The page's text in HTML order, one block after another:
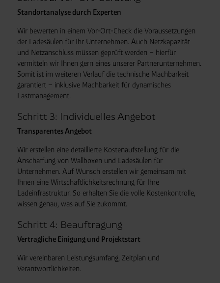
Standortanalyse durch Experten
Wir bewerten in einem Vor-Ort-Check die Voraussetzungen
der Ladesäulen für Ihr Unternehmen. Auch Netzkapazität
und Netzanschluss müssen geprüft werden – hierfür
vermitteln wir Ihnen gern eines unserer Partnerunternehmen.
Somit ist im weiteren Verlauf die technische Machbarkeit
garantiert – inklusive Machbarkeit für dynamisches
Lastmanagement.
Schritt 3: Individuelles Angebot
Transparentes Angebot
Wir erstellen eine detaillierte Kostenaufstellung für die
Anschaffung von Wallboxen und Ladesäulen für
Unternehmen. Auf Wunsch erstellen wir gemeinsam mit
Ihnen eine Wirtschaftlichkeitsrechnung für Ihre
Ladeinfrastruktur. So erhalten Sie die volle Kostenkontrolle,
wissen genau, was auf Sie zukommt.
Schritt 4: Beauftragung
Vertragliche Einigung und Projektstart
Wir vereinbaren Leistungsumfang, Zeitplan und
Verantwortlichkeiten.